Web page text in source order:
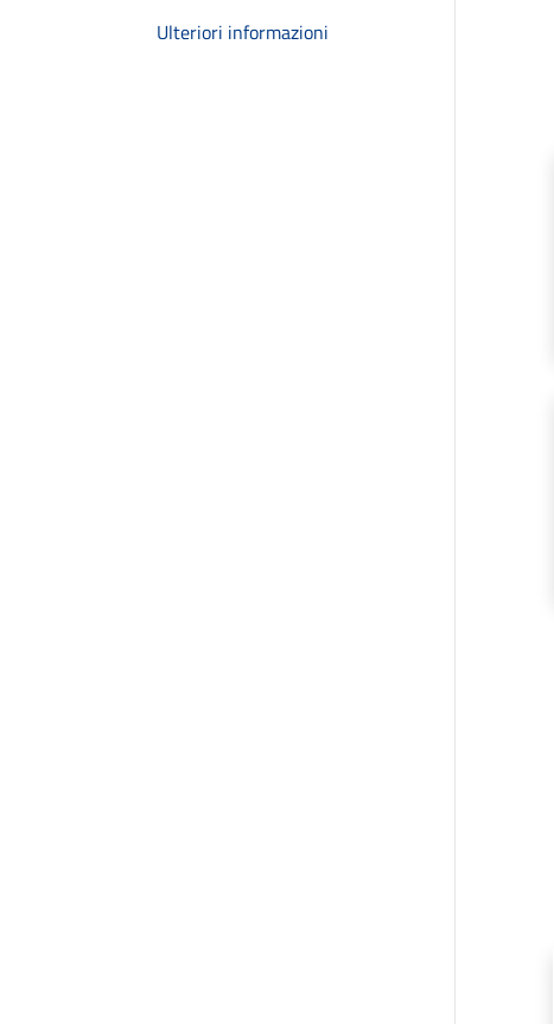
Ulteriori informazioni